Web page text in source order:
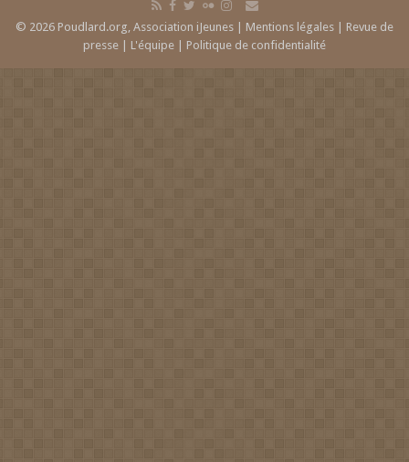
© 2026 Poudlard.org, Association iJeunes | Mentions légales | Revue de
presse | L'équipe | Politique de confidentialité